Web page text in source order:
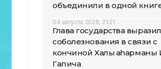
объединили в одной
04 августа 2026, 21:21
Глава государства выразил
соболезнования в связи с
кончиной Халық қаһарманы
Гапича